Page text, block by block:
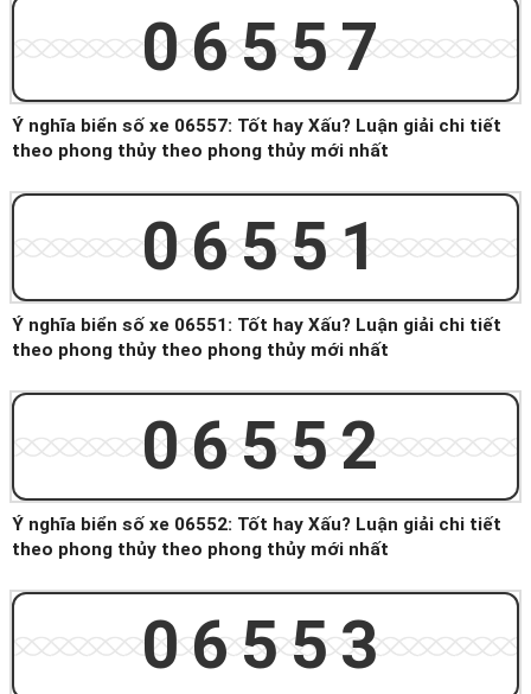
06557
Ý nghĩa biển số xe 06557: Tốt hay Xấu? Luận giải chi tiết
theo phong thủy theo phong thủy mới nhất
06551
Ý nghĩa biển số xe 06551: Tốt hay Xấu? Luận giải chi tiết
theo phong thủy theo phong thủy mới nhất
06552
Ý nghĩa biển số xe 06552: Tốt hay Xấu? Luận giải chi tiết
theo phong thủy theo phong thủy mới nhất
06553